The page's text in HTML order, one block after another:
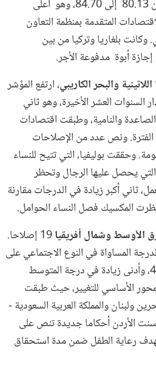
إلى 84.70، وهو أعلى
المتقدمة بمنظمة التعاون
وكانت بلغاريا وتركيا من بين
أبوة مدفوعة الأجر.
والبحر الكاريبي، ارتفع المؤشر
79.09على مدار السنوات العشر الأخيرة، وهو ثاني
والنامية، وطبقت اقتصادات
تلك الفترة. ونص عدد من الإصلاحات
وحققت بوليفيا، التي تتيح للنساء
يحصل عليها الرجال وتحظر
ثاني أكبر زيادة في الدرجات مقارنة
المكسيك فصل النساء الحوامل.
الأوسط وشمال أفريقيا
19 إصلاحا.
المساواة في النوع الاجتماعي على
مستوى العالم والذي بلغ 47.37، وأدنى زيادة في درجة المتوسط
الأساسي للتغيير، حيث طبقت
ولبنان والمملكة العربية السعودية -
الأردن أحكاما جديدة تنص على
رعاية الطفل ضمن مدة استحقاق